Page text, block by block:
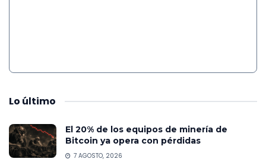
Lo último
El 20% de los equipos de minería de
Bitcoin ya opera con pérdidas
7 AGOSTO, 2026